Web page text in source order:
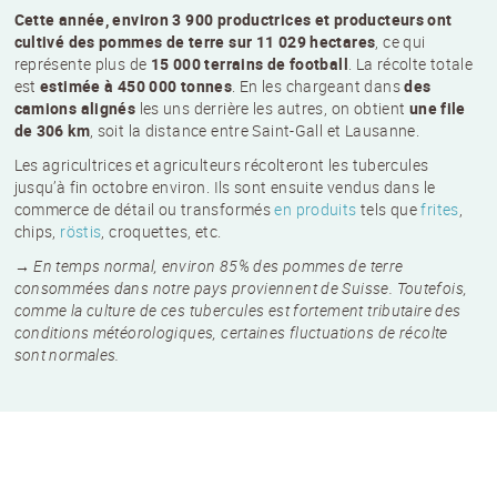
Cette année, environ 3 900 productrices et producteurs ont
cultivé des pommes de terre sur 11 029 hectares, ce qui
représente plus de 15 000 terrains de football. La récolte totale
estestimée à 450 000 tonnes. En les chargeant dansdes
camions alignés les uns derrière les autres, on obtient une file
de 306 km, soit la distance entre Saint-Gall et Lausanne.
Les agricultrices et agriculteurs récolteront les tubercules
jusqu’à fin octobre environ. Ils sont ensuite vendus dans le
commerce de détail ou transformésen produits tels quefrites,
chips, röstis, croquettes, etc.
→ En temps normal, environ 85% des pommes de terre
consommées dans notre pays proviennent de Suisse. Toutefois,
comme la culture de ces tubercules est fortement tributaire des
conditions météorologiques, certaines fluctuations de récolte
sont normales.
NEWSLETTER
Inscrivez-vous et recevez 12 fois par an les
nouvelles sur les pommes de terre.
TITRE (OPTIONAL)
Veuillez choisir...